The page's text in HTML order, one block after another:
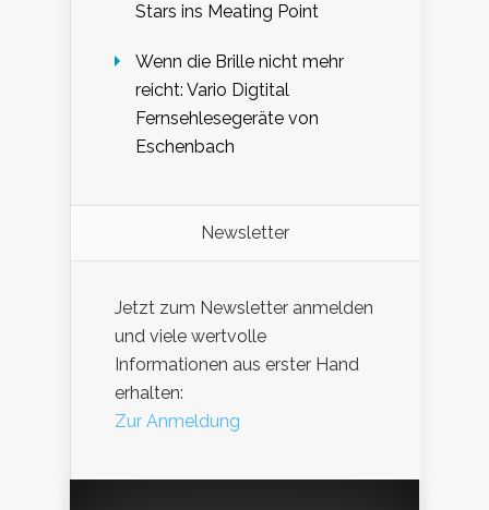
Stars ins Meating Point
Wenn die Brille nicht mehr
reicht: Vario Digtital
Fernsehlesegeräte von
Eschenbach
Newsletter
Jetzt zum Newsletter anmelden
und viele wertvolle
Informationen aus erster Hand
erhalten:
Zur Anmeldung